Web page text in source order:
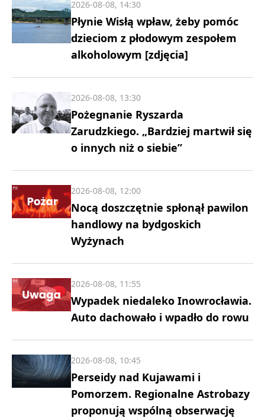
Płynie Wisłą wpław, żeby pomóc
dzieciom z płodowym zespołem
alkoholowym [zdjęcia]
2026-08-08, 14:30
Pożegnanie Ryszarda
Zarudzkiego. „Bardziej martwił się
o innych niż o siebie”
2026-08-08, 13:30
Nocą doszczętnie spłonął pawilon
handlowy na bydgoskich
Wyżynach
2026-08-08, 12:00
Wypadek niedaleko Inowrocławia.
Auto dachowało i wpadło do rowu
2026-08-08, 11:55
Perseidy nad Kujawami i
Pomorzem. Regionalne Astrobazy
proponują wspólną obserwację
2026-08-08, 10:45